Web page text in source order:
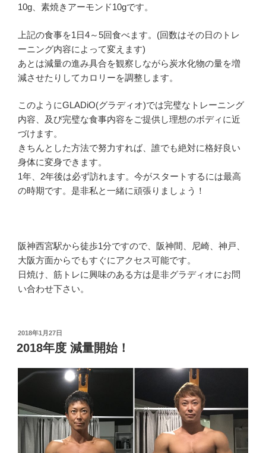
10g、素焼きアーモンド10gです。
上記の食事を1日4～5回食べます。(回数はその日のトレ
ーニング内容によって変えます)
あとは減量の進み具合を観察しながら炭水化物の量を増
減させたりしてカロリーを調整します。
このようにGLADiO(グラディオ)では完璧なトレーニング
内容、及び完璧な食事内容をご提供し理想のボディに近
づけます。
きちんとした方法で努力すれば、誰でも絶対に格好良い
身体に変身できます。
1年、2年後は必ず訪れます。今がスタートするには最高
の時期です。是非私と一緒に頑張りましょう！
阪神西宮駅から徒歩1分ですので、阪神間、尼崎、神戸、
大阪方面からでもすぐにアクセス可能です。
日焼け、筋トレに興味のある方は是非グラディオにお問
い合わせ下さい。
投
稿
日:
2018年1月27日
2018年度 減量開始！